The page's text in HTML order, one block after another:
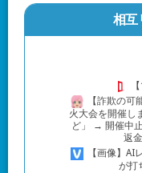
相互
【詐欺の
火大会を開催し
ど」 → 開催中
返
【画像】AI
が打